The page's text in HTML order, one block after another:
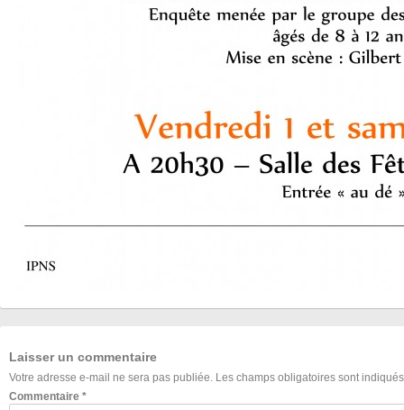
Laisser un commentaire
Votre adresse e-mail ne sera pas publiée. Les champs obligatoires sont
Commentaire *